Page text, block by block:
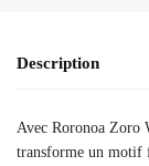
Description
Avec Roronoa Zoro
transforme un motif